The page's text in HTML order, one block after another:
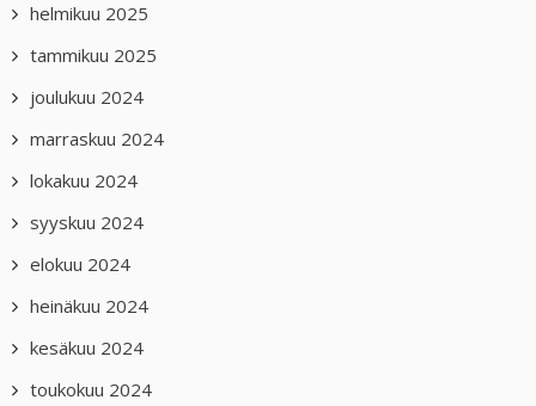
helmikuu 2025
tammikuu 2025
joulukuu 2024
marraskuu 2024
lokakuu 2024
syyskuu 2024
elokuu 2024
heinäkuu 2024
kesäkuu 2024
toukokuu 2024